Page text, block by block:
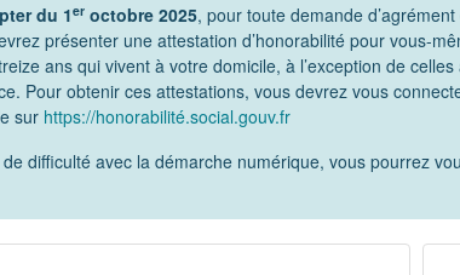
du 1er octobre 2025, pour toute demande
présenter une attestation d’honorabilité pour vous-
ans qui vivent à votre domicile, à l’exception de
Pour obtenir ces attestations, vous devrez vous
sur https://honorabilité.social.gouv.fr
de difficulté avec la démarche numérique, vous pourrez